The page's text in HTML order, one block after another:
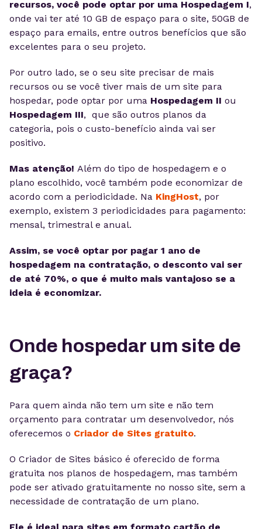
recursos, você pode optar por uma Hospedagem I,
onde vai ter até 10 GB de espaço para o site, 50GB de
espaço para emails, entre outros benefícios que são
excelentes para o seu projeto.
Por outro lado, se o seu site precisar de mais
recursos ou se você tiver mais de um site para
hospedar, pode optar por uma Hospedagem II ou
Hospedagem III, que são outros planos da
categoria, pois o custo-benefício ainda vai ser
positivo.
Mas atenção! Além do tipo de hospedagem e o
plano escolhido, você também pode economizar de
acordo com a periodicidade. Na KingHost, por
exemplo, existem 3 periodicidades para pagamento:
mensal, trimestral e anual.
Assim, se você optar por pagar 1 ano de
hospedagem na contratação, o desconto vai ser
de até 70%, o que é muito mais vantajoso se a
ideia é economizar.
Onde hospedar um site de
graça?
Para quem ainda não tem um site e não tem
orçamento para contratar um desenvolvedor, nós
oferecemos o Criador de Sites gratuito.
O Criador de Sites básico é oferecido de forma
gratuita nos planos de hospedagem, mas também
pode ser ativado gratuitamente no nosso site, sem a
necessidade de contratação de um plano.